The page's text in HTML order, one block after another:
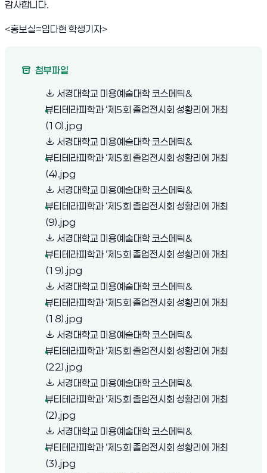
감사합니다.
<홍보실=임다현 학생기자>
첨부파일
서경대학교 미용예술대학 코스메틱&
뷰티테라피학과 ‘제5회 졸업전시회 성황리에 개최
(10).jpg
서경대학교 미용예술대학 코스메틱&
뷰티테라피학과 ‘제5회 졸업전시회 성황리에 개최
(4).jpg
서경대학교 미용예술대학 코스메틱&
뷰티테라피학과 ‘제5회 졸업전시회 성황리에 개최
(9).jpg
서경대학교 미용예술대학 코스메틱&
뷰티테라피학과 ‘제5회 졸업전시회 성황리에 개최
(19).jpg
서경대학교 미용예술대학 코스메틱&
뷰티테라피학과 ‘제5회 졸업전시회 성황리에 개최
(18).jpg
서경대학교 미용예술대학 코스메틱&
뷰티테라피학과 ‘제5회 졸업전시회 성황리에 개최
(22).jpg
서경대학교 미용예술대학 코스메틱&
뷰티테라피학과 ‘제5회 졸업전시회 성황리에 개최
(2).jpg
서경대학교 미용예술대학 코스메틱&
뷰티테라피학과 ‘제5회 졸업전시회 성황리에 개최
(3).jpg